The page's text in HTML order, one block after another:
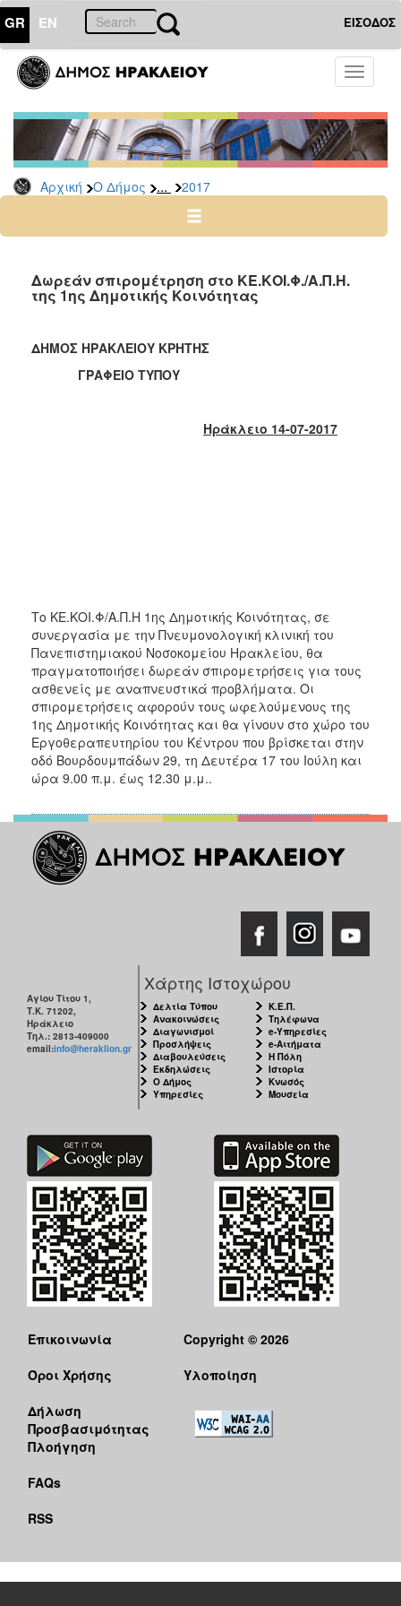
GR EN ΕΙΣΟΔΟΣ
Toggle
Αρχική Ο Δήμος ... 2017
ΔΗΜΟΣ
Δελτία
Τύπου
Αρχείο
2026
2024
2022
2020
2019
2006
ΤΟΠΟΣ
ΠΟΛΙΤΙΣΜΟΣ
ΑΝΘΕΚΤΙΚΗ
ΠΟΛΗ
Δωρεάν σπιρομέτρηση στο ΚΕ.ΚΟΙ.Φ./Α.Π.Η.
της 1ης Δημοτικής Κοινότητας
ΔΗΜΟΣ ΗΡΑΚΛΕΙΟΥ ΚΡΗΤΗΣ
ΓΡΑΦΕΙΟ ΤΥΠΟΥ
Ηράκλειο 14-07-2017
Το ΚΕ.ΚΟΙ.Φ/Α.Π.Η 1ης Δημοτικής Κοινότητας, σε
συνεργασία με την Πνευμονολογική κλινική του
Πανεπιστημιακού Νοσοκομείου Ηρακλείου, θα
πραγματοποιήσει δωρεάν σπιρομετρήσεις για τους
ασθενείς με αναπνευστικά προβλήματα. Οι
σπιρομετρήσεις αφορούν τους ωφελούμενους της
1ης Δημοτικής Κοινότητας και θα γίνουν στο χώρο του
Εργοθεραπευτηρίου του Κέντρου που βρίσκεται στην
οδό Βουρδουμπάδων 29, τη Δευτέρα 17 του Ιούλη και
ώρα 9.00 π.μ. έως 12.30 μ.μ..
Αγίου Τίτου 1,
Τ.Κ. 71202,
Ηράκλειο
Τηλ.: 2813-409000
email:info@heraklion.gr
Χάρτης Ιστοχώρου
Δελτία Τύπου
Ανακοινώσεις
Διαγωνισμοί
Προσλήψεις
Διαβουλεύσεις
Εκδηλώσεις
Ο Δήμος
Υπηρεσίες
Κ.Ε.Π.
Τηλέφωνα
e-Υπηρεσίες
e-Αιτήματα
Η Πόλη
Ιστορία
Κνωσός
Μουσεία
Επικοινωνία
Όροι Χρήσης
Δήλωση
Προσβασιμότητας
Πλοήγηση
FAQs
RSS
Copyright © 2026
Υλοποίηση